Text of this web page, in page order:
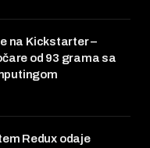
na Kickstarter –
od 93 grama sa
Redux odaje